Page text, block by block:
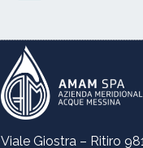
Viale Giostra – Ritiro